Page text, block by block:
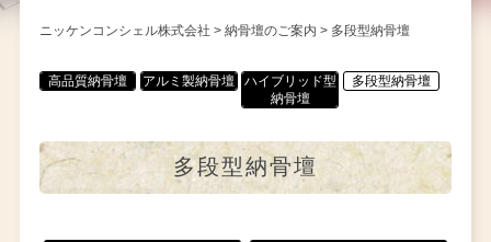
ニッケンコンシェル株式会社 > 納骨壇のご案内 > 多段型納骨壇
高品質納骨壇 アルミ製納骨壇
ハイブリッド型
納骨壇
多段型納骨壇
多段型納骨壇